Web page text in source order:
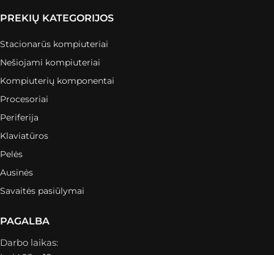
PREKIŲ KATEGORIJOS
Stacionarūs kompiuteriai
Nešiojami kompiuteriai
Kompiuterių komponentai
Procesoriai
Periferija
Klaviatūros
Pelės
Ausinės
Savaitės pasiūlymai
PAGALBA
Darbo laikas: